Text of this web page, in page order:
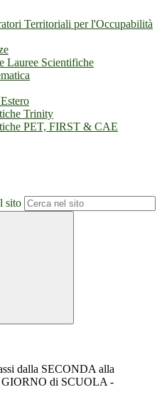
Territoriali per l'Occupabilità
Lauree Scientifiche
Trinity
PET, FIRST & CAE
sito
dalla SECONDA alla
di SCUOLA -